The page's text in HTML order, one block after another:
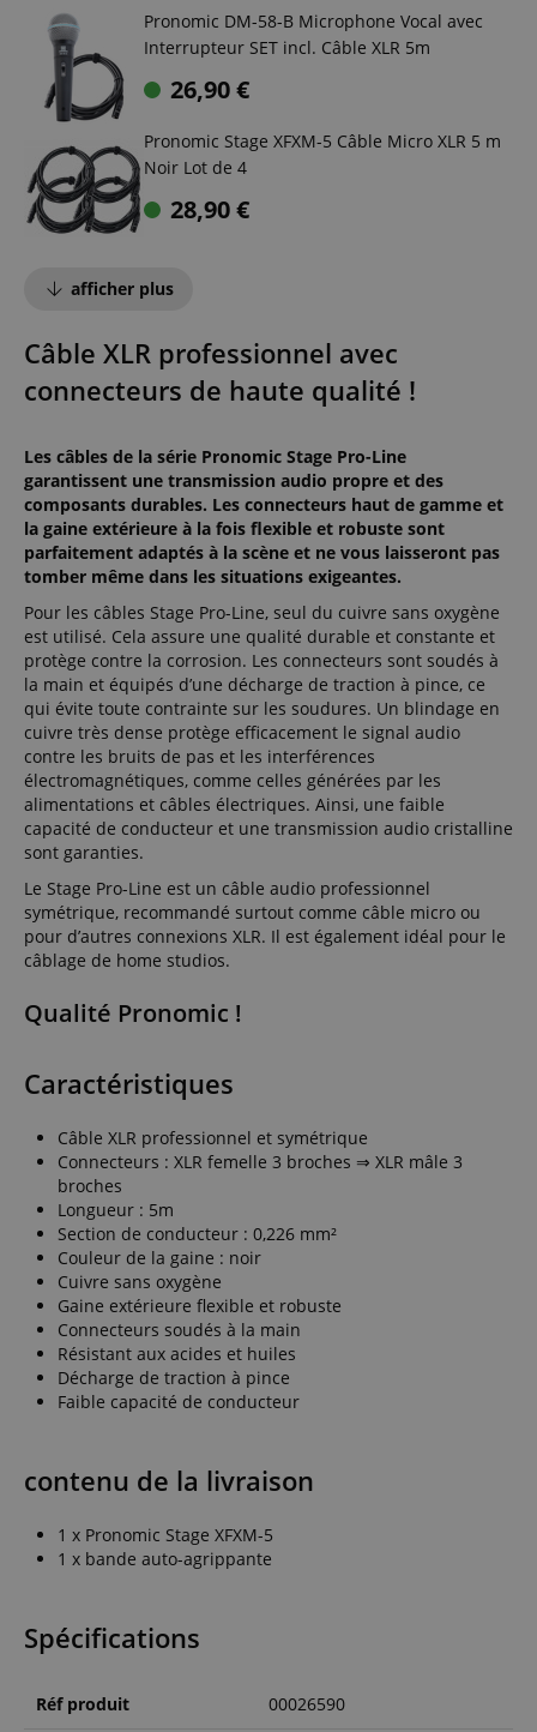
Pronomic DM-58-B Microphone Vocal avec
Interrupteur SET incl. Câble XLR 5m
26,90€
Pronomic Stage XFXM-5 Câble Micro XLR 5 m
Noir Lot de 4
28,90€
afficher plus
Câble XLR professionnel avec
connecteurs de haute qualité !
Les câbles de la série Pronomic Stage Pro-Line
garantissent une transmission audio propre et des
composants durables. Les connecteurs haut de gamme et
la gaine extérieure à la fois flexible et robuste sont
parfaitement adaptés à la scène et ne vous laisseront pas
tomber même dans les situations exigeantes.
Pour les câbles Stage Pro-Line, seul du cuivre sans oxygène
est utilisé. Cela assure une qualité durable et constante et
protège contre la corrosion. Les connecteurs sont soudés à
la main et équipés d’une décharge de traction à pince, ce
qui évite toute contrainte sur les soudures. Un blindage en
cuivre très dense protège efficacement le signal audio
contre les bruits de pas et les interférences
électromagnétiques, comme celles générées par les
alimentations et câbles électriques. Ainsi, une faible
capacité de conducteur et une transmission audio cristalline
sont garanties.
Le Stage Pro-Line est un câble audio professionnel
symétrique, recommandé surtout comme câble micro ou
pour d’autres connexions XLR. Il est également idéal pour le
câblage de home studios.
Qualité Pronomic !
Caractéristiques
Câble XLR professionnel et symétrique
Connecteurs : XLR femelle 3 broches ⇒ XLR mâle 3
broches
Longueur : 5m
Section de conducteur : 0,226 mm²
Couleur de la gaine : noir
Cuivre sans oxygène
Gaine extérieure flexible et robuste
Connecteurs soudés à la main
Résistant aux acides et huiles
Décharge de traction à pince
Faible capacité de conducteur
contenu de la livraison
1 x Pronomic Stage XFXM-5
1 x bande auto-agrippante
Spécifications
Réf produit 00026590